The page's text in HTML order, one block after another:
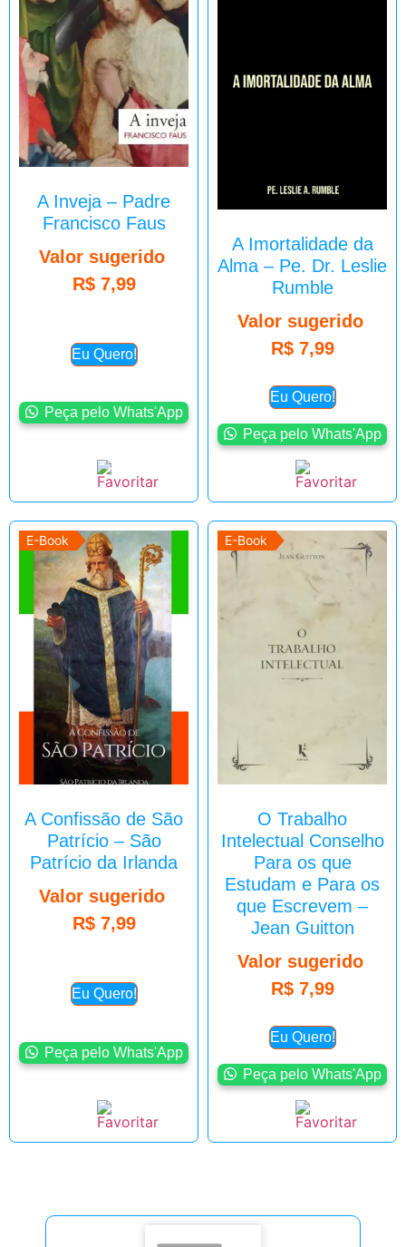
A Inveja – Padre
Francisco Faus
Valor sugerido
R$7,99
Eu Quero!
Peça pelo Whats'App
A Imortalidade da
Alma – Pe. Dr. Leslie
Rumble
Valor sugerido
R$7,99
Eu Quero!
Peça pelo Whats'App
E-Book
A Confissão de São
Patrício – São
Patrício da Irlanda
Valor sugerido
R$7,99
Eu Quero!
Peça pelo Whats'App
E-Book
O Trabalho
Intelectual Conselho
Para os que
Estudam e Para os
que Escrevem –
Jean Guitton
Valor sugerido
R$7,99
Eu Quero!
Peça pelo Whats'App